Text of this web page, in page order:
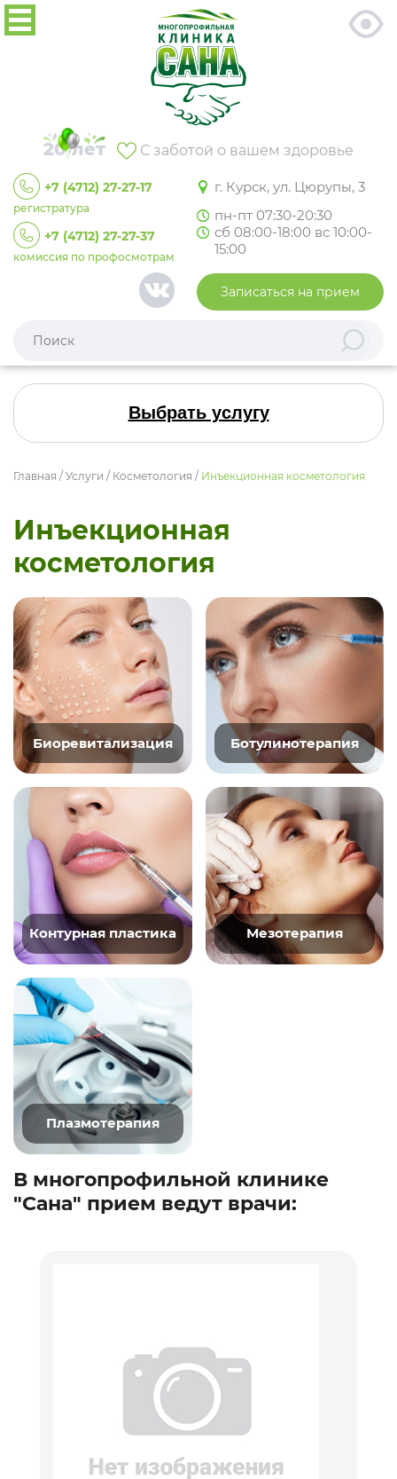
+7 (4712) 27-27-17
регистратура
+7 (4712) 27-27-37
комиссия по профосмотрам
г. Курск, ул. Цюрупы, 3
пн-пт 07:30-20:30
сб 08:00-18:00 вс 10:00-
15:00
Записаться на прием
20 лет С заботой о вашем здоровье
Выбрать услугу
Главная / Услуги / Косметология / Инъекционная косметология
Инъекционная
косметология
Биоревитализация Ботулинотерапия
Контурная пластика Мезотерапия
Плазмотерапия
В многопрофильной клинике
"Сана" прием ведут врачи: